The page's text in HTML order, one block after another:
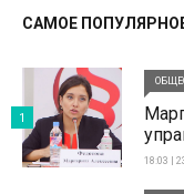
САМОЕ
18:03 |
1